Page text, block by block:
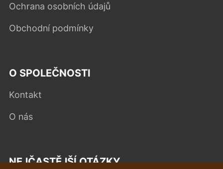
Ochrana osobních údajů
Obchodní podmínky
O SPOLEČNOSTI
Kontakt
O nás
NEJČASTĚJŠÍ OTÁZKY